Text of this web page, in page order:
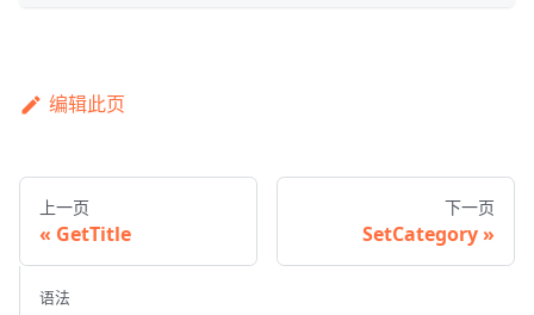
编辑此页
上一页
GetTitle
下一页
SetCategory
语法